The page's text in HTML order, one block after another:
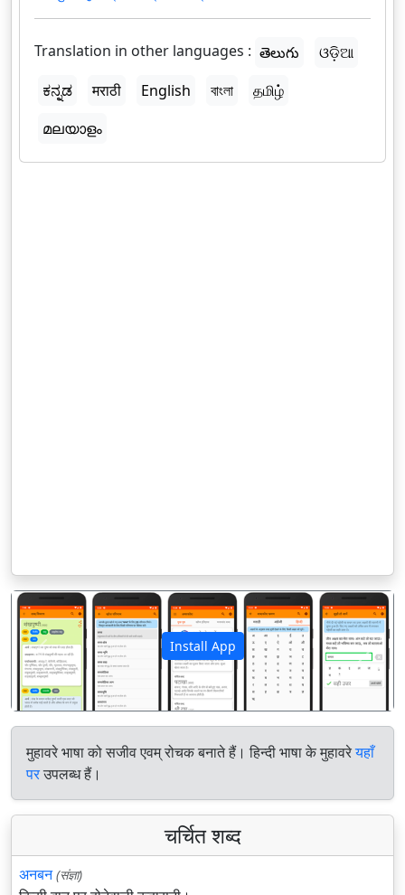
Translation in other languages : తెలుగు
ଓଡ଼ିଆ
ಕನ್ನಡ
मराठी English বাংলা
தமிழ்
മലയാളം
Install App
पिछला अगला
मुहावरे भाषा को सजीव एवम् रोचक बनाते हैं। हिन्दी भाषा के मुहावरेयहाँ
परउपलब्ध हैं।
चर्चित शब्द
अनबन (संज्ञा)